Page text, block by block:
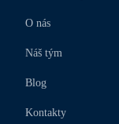
O nás
Náš tým
Blog
Kontakty